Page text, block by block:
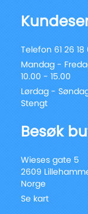
Telefon 61 26
Mandag -
10.00 - 15.00
Lørdag -
Stengt
Besøk
Wieses gate 5
2609
Norge
Se kart